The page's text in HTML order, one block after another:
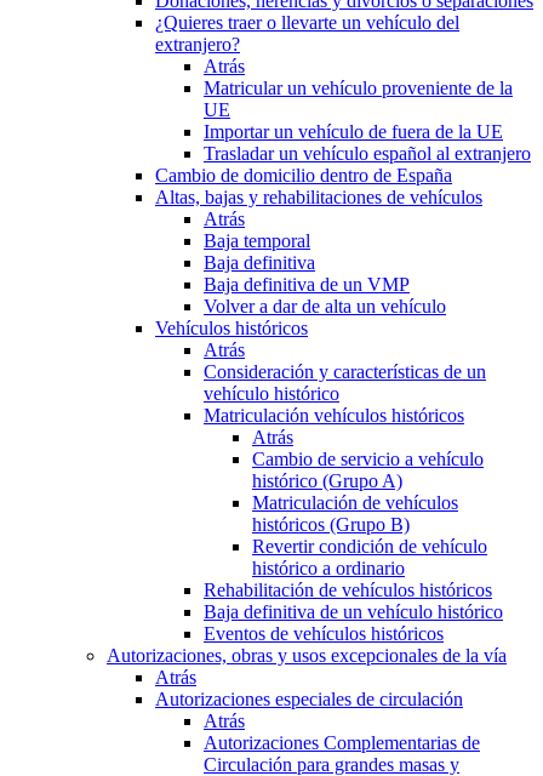
¿Quieres traer o llevarte un vehículo del
extranjero?
Atrás
Matricular un vehículo proveniente de la
UE
Importar un vehículo de fuera de la UE
Trasladar un vehículo español al extranjero
Cambio de domicilio dentro de España
Altas, bajas y rehabilitaciones de vehículos
Atrás
Baja temporal
Baja definitiva
Baja definitiva de un VMP
Volver a dar de alta un vehículo
Vehículos históricos
Atrás
Consideración y características de un
vehículo histórico
Matriculación vehículos históricos
Atrás
Cambio de servicio a vehículo
histórico (Grupo A)
Matriculación de vehículos
históricos (Grupo B)
Revertir condición de vehículo
histórico a ordinario
Rehabilitación de vehículos históricos
Baja definitiva de un vehículo histórico
Eventos de vehículos históricos
Autorizaciones, obras y usos excepcionales de la vía
Atrás
Autorizaciones especiales de circulación
Atrás
Autorizaciones Complementarias de
Circulación para grandes masas y